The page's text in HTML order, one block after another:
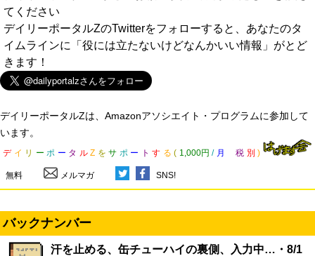
てください
デイリーポータルZのTwitterをフォローすると、あなたのタ
イムラインに「役には立たないけどなんかいい情報」がとど
きます！
デイリーポータルZは、Amazonアソシエイト・プログラムに参加して
います。
デ イ リ ー ポ ー タ ル Z を サ ポ ー ト す る ( 1,000円 / 月 税 別 )
無料 メルマガ SNS!
バックナンバー
汗を止める、缶チューハイの裏側、入力中…・8/1